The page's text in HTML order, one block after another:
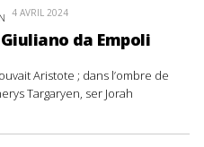
4 AVRIL 2024
da Empoli
Aristote ; dans l’ombre de
Targaryen, ser Jorah